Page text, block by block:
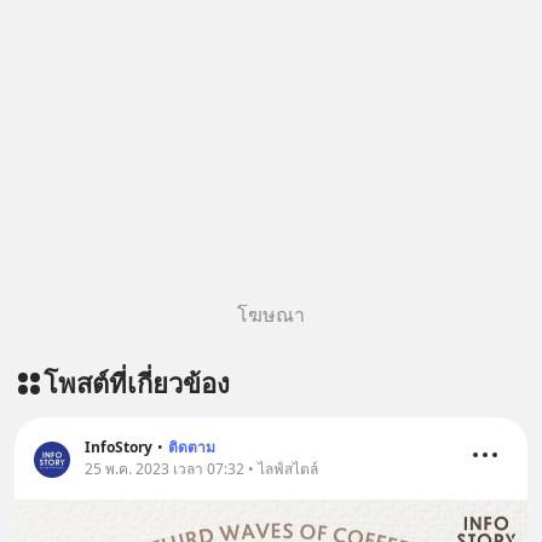
โฆษณา
โพสต์ที่เกี่ยวข้อง
InfoStory • ติดตาม
25 พ.ค. 2023 เวลา 07:32 • ไลฟ์สไตล์